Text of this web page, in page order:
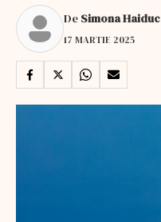
De Simona Haiduc
17 MARTIE 2025